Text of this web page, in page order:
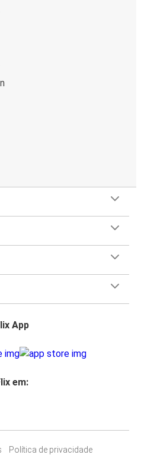
App
em:
Política de privacidade